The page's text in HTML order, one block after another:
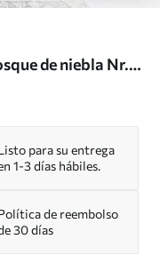
de niebla Nr.
para su entrega
1-3 días hábiles.
de reembolso
30 días